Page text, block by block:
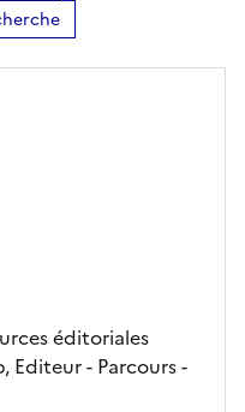
éditoriales
Editeur- Parcours-